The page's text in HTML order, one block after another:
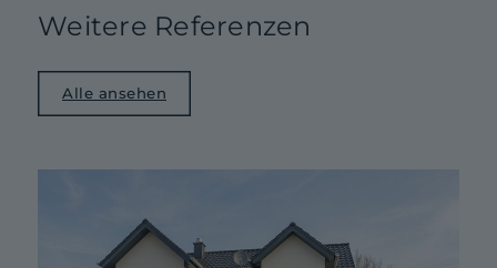
Weitere Referenzen
Alle ansehen